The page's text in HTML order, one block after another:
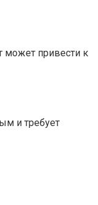
может привести к
и требует